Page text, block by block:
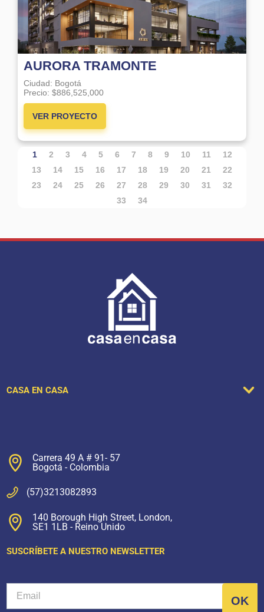
AURORA TRAMONTE
Ciudad: Bogotá
Precio: $886,525,000
VER PROYECTO
1 2 3 4 5 6 7 8 9 10 11
12
13
14 15 16 17 18 19 20 21
22
23
24 25 26 27 28 29 30 31
32
33
34
CASA EN CASA
Carrera 49 A # 91- 57
Bogotá - Colombia
(57)3213082893
140 Borough High Street, London,
SE1 1LB - Reino Unido
SUSCRÍBETE A NUESTRO NEWSLETTER